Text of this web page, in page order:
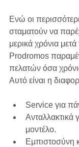
Ενώ οι
σταματούν να
μερικά χρόνια
Prodromos
πελατών όσα
Αυτό είναι η
Service για
Ανταλλακτικά
μοντέλο.
Εμπιστοσύνη